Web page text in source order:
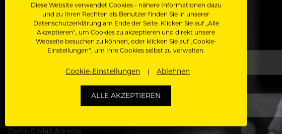
Dein Vorname
In welchem Bereich arbeitest du
Deine E-Mail Adresse
Diese Website verwendet Cookies - nähere Informationen dazu
und zu Ihren Rechten als Benutzer finden Sie in unserer
Datenschutzerklärung am Ende der Seite. Klicken Sie auf „Alle
Akzeptieren“, um Cookies zu akzeptieren und direkt unsere
Webseite besuchen zu können, oder klicken Sie auf „Cookie-
Einstellungen“, um Ihre Cookies selbst zu verwalten.
Cookie-Einstellungen Ablehnen
ALLE AKZEPTIEREN